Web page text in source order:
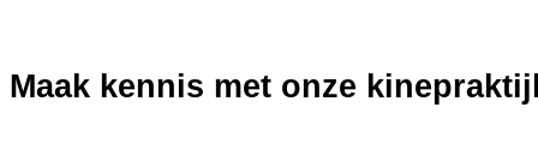
Maak kennis met onze